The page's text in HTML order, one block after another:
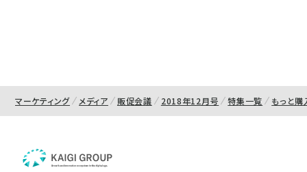
マーケティング メディア 販促会議 2018年12月号 特集一覧 もっと